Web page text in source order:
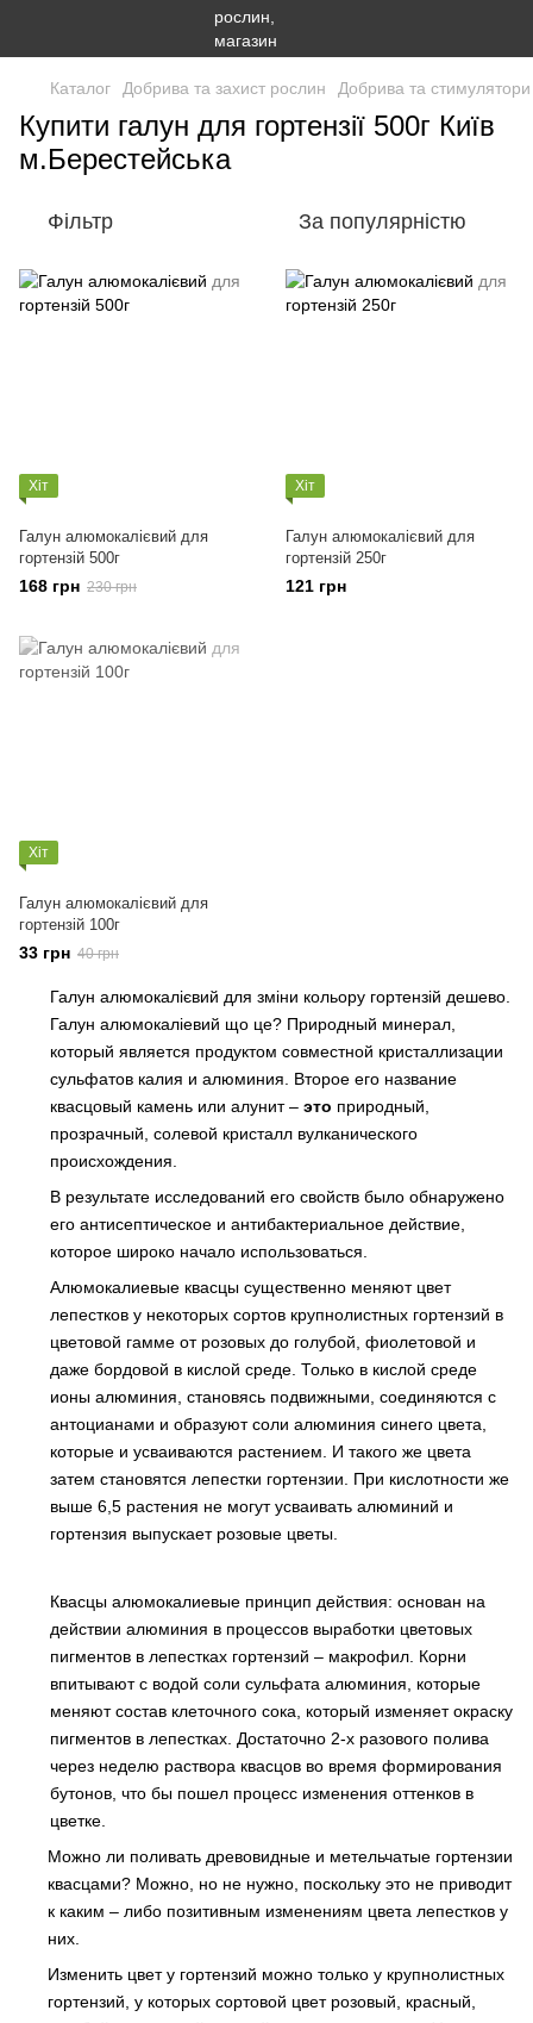
Каталог Добрива та захист рослин Добрива та стимулятори
Купити галун для гортензії 500г Київ
м.Берестейська
Фільтр За популярністю
Хіт
Галун алюмокалієвий для
гортензій 500г
168 грн 230 грн
Хіт
Галун алюмокалієвий для
гортензій 250г
121 грн
Хіт
Галун алюмокалієвий для
гортензій 100г
33 грн 40 грн
Галун алюмокалієвий для зміни кольору гортензій дешево.
Галун алюмокаліевий що це? Природный минерал,
который является продуктом совместной кристаллизации
сульфатов калия и алюминия. Второе его название
квасцовый камень или алунит – это природный
прозрачный солевой кристалл вулканического
происхождения
В результате исследований его свойств было обнаружено
его антисептическое и антибактериальное действие,
которое широко начало использоваться
Алюмокалиевые квасцы существенно меняют цвет
лепестков у некоторых сортов крупнолистных гортензий в
цветовой гамме от розовых до голубой фиолетовой и
даже бордовой в кислой среде. Только в кислой среде
ионы алюминия становясь подвижными соединяются с
антоцианами и образуют соли алюминия синего цвета
которые и усваиваются растением И такого же цвета
затем становятся лепестки гортензии При кислотности же
выше6,5 растения не могут усваивать алюминий и
гортензия выпускает розовые цветы.
Квасцы алюмокалиевые принцип действия: основан на
действии алюминия в процессов выработки цветовых
пигментов в лепестках гортензий – макрофил. Корни
впитывают с водой соли сульфата алюминия
которые
меняют состав клеточного сока который изменяет окраску
пигментов в лепестках. Достаточно2-х разового полива
через неделю раствора квасцов во время формирования
бутонов, что бы пошел процесс изменения оттенков в
цветке.
Можно ли поливать древовидные и метельчатые гортензии
квасцами? Можно, но не нужно, поскольку это не приводит
к каким – либо позитивным изменениям цвета лепестков у
них.
Изменить цвет у гортензий можно только у крупнолистных
гортензий, у которых сортовой цвет розовый, красный,